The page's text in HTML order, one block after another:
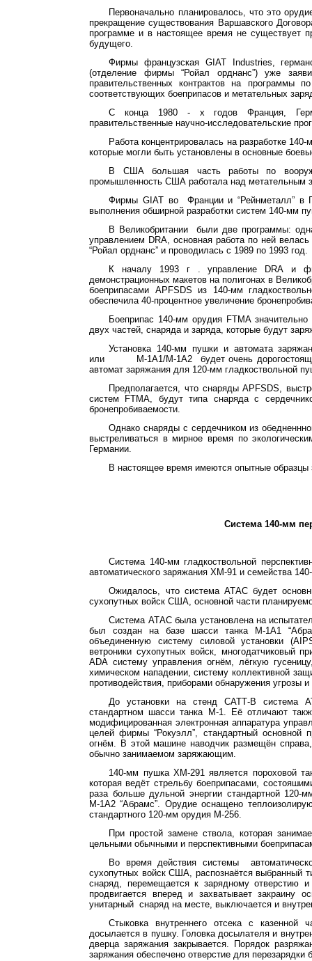
Первоначально планировалось, что это
прекращение существования Варшавского
программе и в настоящее время не существует
будущего.
Фирмы французская GIAT Industries,
(отделение фирмы “Ройал орднанс”) уже
правительственных контрактов на программы
соответствующих боеприпасов и метательных
С конца 1980 - хгодов Франция,
правительственные научно-исследовательские
Работа концентрировалась на разработке
которые могли быть установлены в основные
В США большая часть работы по
промышленность США работала над метательным
Фирмы GIATво Франции и “Рейнметалл” в
выполнения обширной разработки систем 140-мм
В Великобритании
были две программы:
управлением DRA, основная работа по ней
“Ройал орднанс” и проводилась с 1989 по 1993 год.
К началу 1993 г. управление DRA и
демонстрационных макетов на полигонах в
боеприпасами APFSDS из 140-мм
обеспечила 40-процентное увеличение
Боеприпас 140-мм орудия FTMAзначительно
двух частей, снаряда и заряда, которые будут
Установка 140-мм пушки и автомата
или
М-1А1/М-1А2
будет очень
автомат заряжания для 120-мм гладкоствольной
Предполагается, что снарядыAPFSDS,
систем
FTMA, будут типа снаряда с
бронепробиваемости.
Однако снаряды с сердечником из
выстреливаться в мирное время по
Германии.
В настоящее время имеются опытные образцы
Система 140-мм
Система 140-мм гладкоствольной
автоматического заряжания ХМ-91 и семейства
Ожидалось, что система АТАСбудет
сухопутных войск США, основной части
Система АТАСбыла установлена на
был создан на базе шасси танка М-1А1 “
объединенную систему силовой установки (
ветроники сухопутных войск, многодатчиковый
ADA систему управления огнём, лёгкую
химическом нападении, систему коллективной
противодействия, приборами обнаружения угрозы
До установки на стенд САТТ-В система
стандартном шасси танка М-1. Её отличают
модифицированная электронная аппаратура
целей фирмы “Рокуэлл”, стандартный основной
огнём. В этой машине наводчик размещён
обычно занимаемом заряжающим.
140-мм пушка ХМ-291 является пороховой
которая ведёт стрельбу боеприпасами,
раза больше дульной энергии стандартной
М-1А2 “Абрамс”. Орудие оснащено
стандартного 120-мм орудия М-256.
При простой замене ствола, которая
цельными обычными и перспективными
Во время действия системы
сухопутных войск США, распознаётся выбранный
снаряд, перемещается к зарядному отверстию
продвигается вперед и захватывает закраину
унитарный снаряд на месте, выключается и
Стыковка внутреннего отсека с
досылается в пушку. Головкадосылателя и
дверца заряжания закрывается. Порядок
заряжания обеспечено отверстие для перезарядки